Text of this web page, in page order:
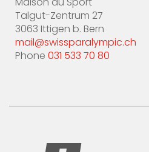
Maison du Sport
Talgut-Zentrum 27
3063 Ittigen b. Bern
mail@swissparalympic.ch
Phone 031 533 70 80